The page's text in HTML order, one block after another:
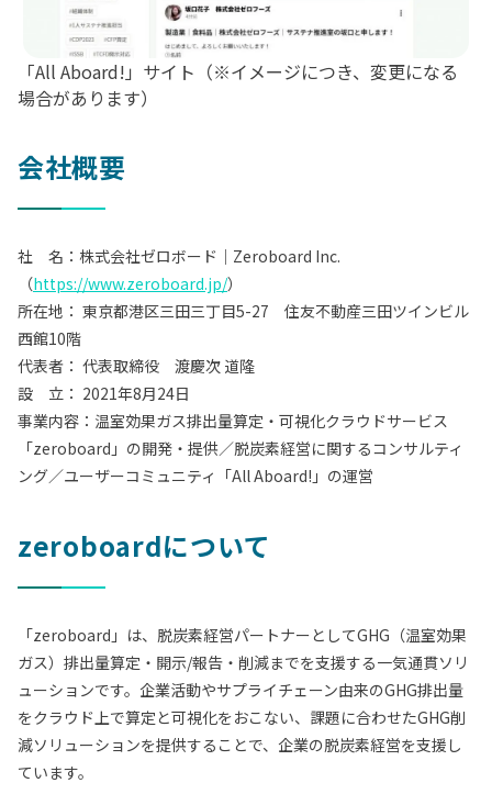
「All Aboard!」サイト（※イメージにつき、変更になる
場合があります）
会社概要
社 名：株式会社ゼロボード｜Zeroboard Inc.
（https://www.zeroboard.jp/）
所在地： 東京都港区三田三丁目5-27 住友不動産三田ツインビル
西館10階
代表者： 代表取締役 渡慶次 道隆
設 立： 2021年8月24日
事業内容：温室効果ガス排出量算定・可視化クラウドサービス
「zeroboard」の開発・提供／脱炭素経営に関するコンサルティ
ング／ユーザーコミュニティ「All Aboard!」の運営
zeroboardについて
「zeroboard」は、脱炭素経営パートナーとしてGHG（温室効果
ガス）排出量算定・開示/報告・削減までを支援する一気通貫ソリ
ューションです。企業活動やサプライチェーン由来のGHG排出量
をクラウド上で算定と可視化をおこない、課題に合わせたGHG削
減ソリューションを提供することで、企業の脱炭素経営を支援し
ています。